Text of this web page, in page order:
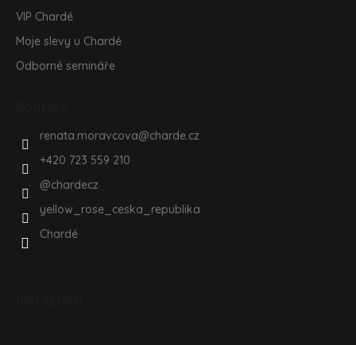
VIP Chardé
Moje slevy u Chardé
Odborné semináře
renata.moravcova@charde.cz
+420 723 559 210
@chardecz
yellow_rose_ceska_republika
Chardé